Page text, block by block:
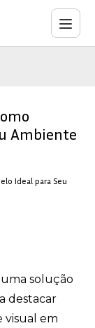
o Modelo Ideal
Ambiente
solução
destacar
visual em